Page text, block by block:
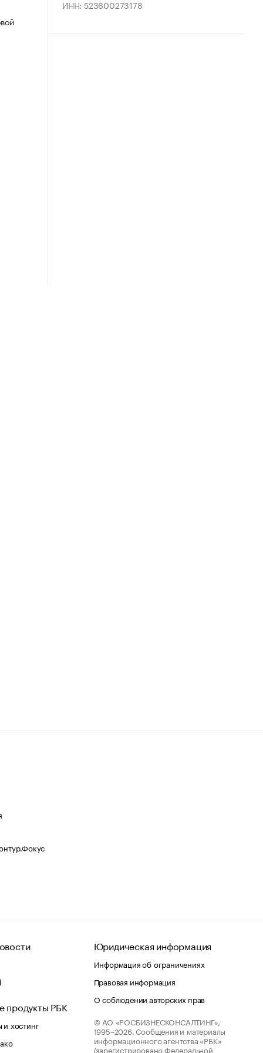
ИНН: 523600273178
продукты РБК
хостинг
Юридическая информация
Информация об ограничениях
Правовая информация
О соблюдении авторских прав
© АО «РОСБИЗНЕСКОНСАЛТИНГ»,
1995–2026. Сообщения и материалы
информационного агентства «РБК»
(зарегистрировано Федеральной